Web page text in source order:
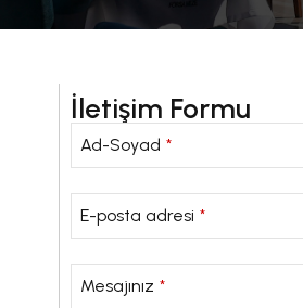
İletişim Formu
Ad-Soyad *
E-posta adresi *
Mesajınız *